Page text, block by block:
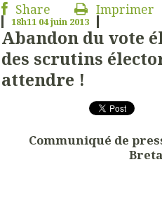
Share Imprimer
18h11 04juin 2013
Abandon du vote
des scrutins
attendre !
Communiqué de